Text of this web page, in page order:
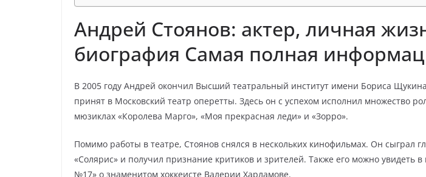
Андрей Стоянов: актер, личная
биография Самая полная
В 2005 году Андрей окончил Высший театральный институт имени Бориса
принят в Московский театр оперетты. Здесь он с успехом исполнил множество
мюзиклах «Королева Марго», «Моя прекрасная леди» и «Зорро».
Помимо работы в театре, Стоянов снялся в нескольких кинофильмах. Он сыграл
«Солярис» и получил признание критиков и зрителей. Также его можно увидеть в
№17» о знаменитом хоккеисте Валерии Харламове.